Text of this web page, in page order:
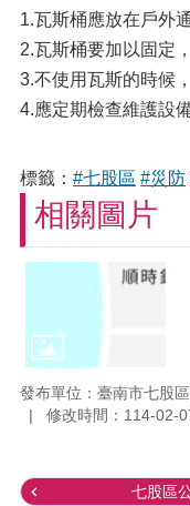
1.瓦斯桶應放在戶外
2.瓦斯桶要加以固定
3.不使用瓦斯的時候
4.應定期檢查維護設
標籤： #七股區 #災防
相關圖片
發布單位：臺南市七股
修改時間：114-02-
七股區